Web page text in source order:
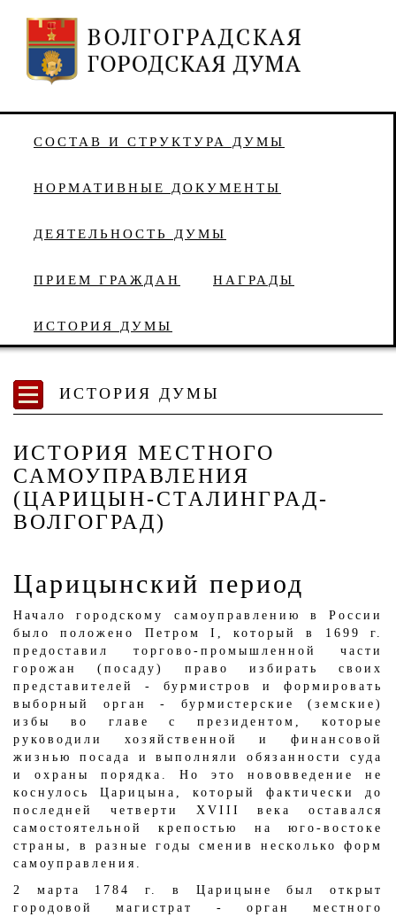
СОСТАВ И СТРУКТУРА ДУМЫ
НОРМАТИВНЫЕ ДОКУМЕНТЫ
ДЕЯТЕЛЬНОСТЬ ДУМЫ
ПРИЕМ ГРАЖДАН НАГРАДЫ
ИСТОРИЯ ДУМЫ
ИСТОРИЯ ДУМЫ
ИСТОРИЯ МЕСТНОГО
САМОУПРАВЛЕНИЯ
(ЦАРИЦЫН-СТАЛИНГРАД-
ВОЛГОГРАД)
Царицынский период
Начало городскому самоуправлению в России
было положено Петром I, который в 1699 г.
предоставил торгово-промышленной части
горожан (посаду) право избирать своих
представителей - бурмистров и формировать
выборный орган - бурмистерские (земские)
избы во главе с президентом, которые
руководили хозяйственной и финансовой
жизнью посада и выполняли обязанности суда
и охраны порядка. Но это нововведение не
коснулось Царицына, который фактически до
последней четверти XVIII века оставался
самостоятельной крепостью на юго-востоке
страны, в разные годы сменив несколько форм
самоуправления.
2 марта 1784 г. в Царицыне был открыт
городовой магистрат - орган местного